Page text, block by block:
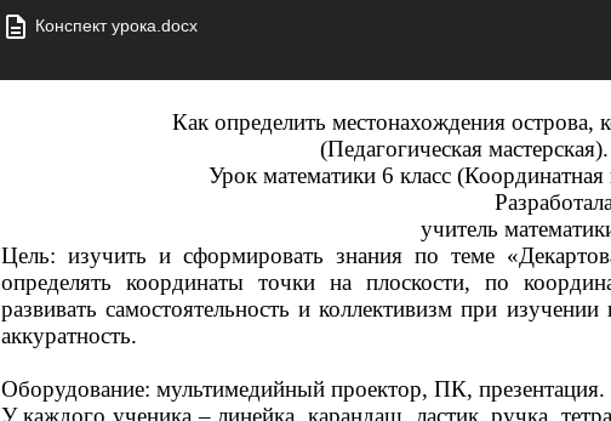
Конспект урока.docx
Как определить местонахождения острова,
(Педагогическая мастерская).
Урок математики 6 класс (Координатная
учитель
Цель: изучить и сформировать знания по теме
определять координаты точки на плоскости, по
развивать самостоятельность и коллективизм при
аккуратность.
Оборудование: мультимедийный проектор, ПК, презентация.
У каждого ученика – линейка, карандаш, ластик, ручка,